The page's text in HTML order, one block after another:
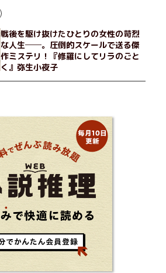
戦後を駆け抜けたひとりの女性の苛烈
な人生──。圧倒的スケールで送る傑
作ミステリ！『修羅にしてリラのごと
く』弥生小夜子